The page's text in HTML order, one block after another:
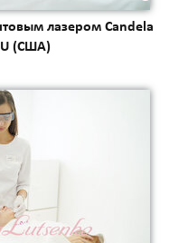
лазером Candela
U (США)